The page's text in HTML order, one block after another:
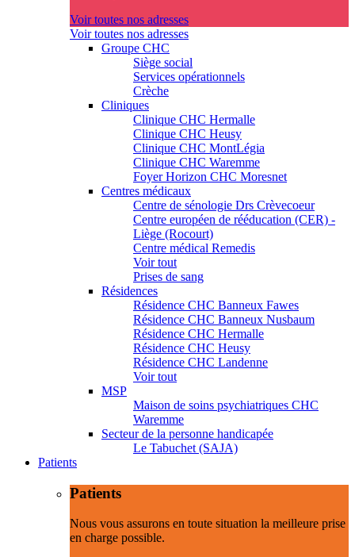
Voir toutes nos adresses
Voir toutes nos adresses
Groupe CHC
Siège social
Services opérationnels
Crèche
Cliniques
Clinique CHC Hermalle
Clinique CHC Heusy
Clinique CHC MontLégia
Clinique CHC Waremme
Foyer Horizon CHC Moresnet
Centres médicaux
Centre de sénologie Drs Crèvecoeur
Centre européen de rééducation (CER) -
Liège (Rocourt)
Centre médical Remedis
Voir tout
Prises de sang
Résidences
Résidence CHC Banneux Fawes
Résidence CHC Banneux Nusbaum
Résidence CHC Hermalle
Résidence CHC Heusy
Résidence CHC Landenne
Voir tout
MSP
Maison de soins psychiatriques CHC
Waremme
Secteur de la personne handicapée
Le Tabuchet (SAJA)
Patients
Patients
Nous vous assurons en toute situation la meilleure prise
en charge possible.